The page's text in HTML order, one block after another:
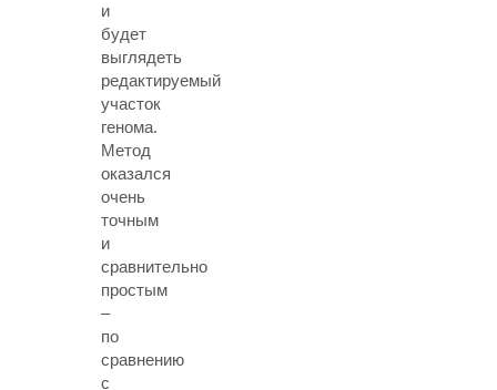
и
будет
выглядеть
редактируемый
участок
генома.
Метод
оказался
очень
точным
и
сравнительно
простым
–
по
сравнению
с